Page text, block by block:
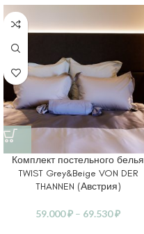
Комплект постельного белья
TWIST Grey&Beige VON DER
THANNEN (Австрия)
59.000₽ – 69.530₽